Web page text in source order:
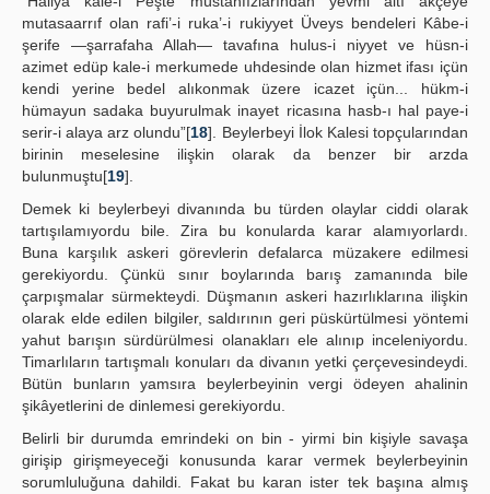
mutasaarrıf olan rafi’-i ruka’-i rukiyyet Üveys bendeleri Kâbe-i
şerife —şarrafaha Allah— tavafına hulus-i niyyet ve hüsn-i
azimet edüp kale-i merkumede uhdesinde olan hizmet ifası içün
kendi yerine bedel alıkonmak üzere icazet içün... hükm-i
hümayun sadaka buyurulmak inayet ricasına hasb-ı hal paye-i
serir-i alaya arz olundu”[18]. Beylerbeyi İlok Kalesi topçularından
birinin meselesine ilişkin olarak da benzer bir arzda
bulunmuştu[19].
Demek ki beylerbeyi divanında bu türden olaylar ciddi olarak
tartışılamıyordu bile. Zira bu konularda karar alamıyorlardı.
Buna karşılık askeri görevlerin defalarca müzakere edilmesi
gerekiyordu. Çünkü sınır boylarında barış zamanında bile
çarpışmalar sürmekteydi. Düşmanın askeri hazırlıklarına ilişkin
olarak elde edilen bilgiler, saldırının geri püskürtülmesi yöntemi
yahut barışın sürdürülmesi olanakları ele alınıp inceleniyordu.
Timarlıların tartışmalı konuları da divanın yetki çerçevesindeydi.
Bütün bunların yamsıra beylerbeyinin vergi ödeyen ahalinin
şikâyetlerini de dinlemesi gerekiyordu.
Belirli bir durumda emrindeki on bin - yirmi bin kişiyle savaşa
girişip girişmeyeceği konusunda karar vermek beylerbeyinin
sorumluluğuna dahildi. Fakat bu karan ister tek başına almış